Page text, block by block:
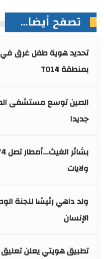
تصفح أيضا...
تحديد هوية طفل غرق
بمنطقة TO14
جديدا
ولايات
ولد داهي رئيسًا للجنة
الإنسان
تطبيق هويتي يعلن